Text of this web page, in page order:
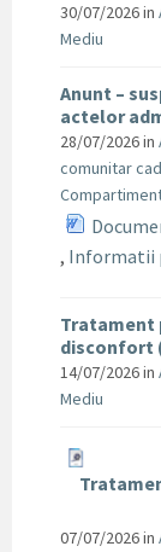
30/07/2026in
Mediu
Anunt –
actelor
28/07/2026in
comunitar
, Informatii
Tratament
disconfort
14/07/2026in
Mediu
07/07/2026in